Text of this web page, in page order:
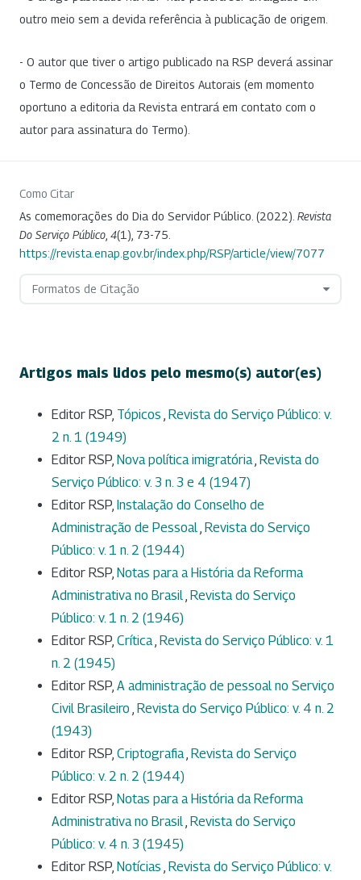
outro meio sem a devida referência à publicação de origem.
- O autor que tiver o artigo publicado na RSP deverá assinar
o Termo de Concessão de Direitos Autorais (em momento
oportuno a editoria da Revista entrará em contato com o
autor para assinatura do Termo).
Como Citar
As comemorações do Dia do Servidor Público. (2022). Revista
Do Serviço Público 4(1), 73-75.
https://revista.enap.gov.br/index.php/RSP/article/view/7077
Formatos de Citação
Artigos mais lidos pelo mesmo(s) autor(es)
Editor RSP, Tópicos , Revista do Serviço Público: v.
2 n. 1 (1949)
Editor RSP, Nova política imigratória, Revista do
Serviço Público: v. 3 n. 3 e 4 (1947)
Editor RSP, Instalação do Conselho de
Administração de Pessoal, Revista do Serviço
Público: v. 1 n. 2 (1944)
Editor RSP, Notas para a História da Reforma
Administrativa no Brasil, Revista do Serviço
Público: v. 1 n. 2 (1946)
Editor RSP, Crítica, Revista do Serviço Público: v. 1
n. 2 (1945)
Editor RSP, A administração de pessoal no Serviço
Civil Brasileiro , Revista do Serviço Público: v. 4 n. 2
(1943)
Editor RSP, Criptografia, Revista do Serviço
Público: v. 2 n. 2 (1944)
Editor RSP, Notas para a História da Reforma
Administrativa no Brasil, Revista do Serviço
Público: v. 4 n. 3 (1945)
Editor RSP, Notícias , Revista do Serviço Público: v.